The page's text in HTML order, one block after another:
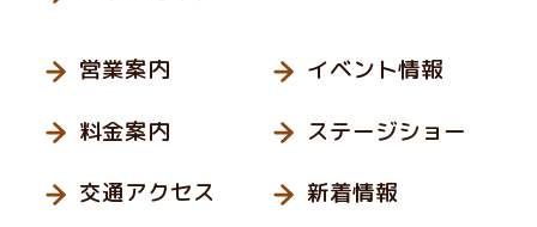
営業案内
料金案内
交通アクセス
イベント情報
ステージショー
新着情報